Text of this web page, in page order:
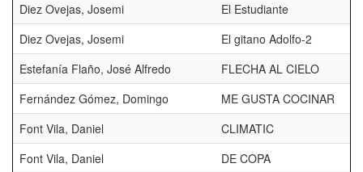
Diez Ovejas, Josemi
El Estudiante
Diez Ovejas, Josemi
El gitano Adolfo-2
Estefanía Flaño, José Alfredo
FLECHA AL CIELO
Fernández Gómez, Domingo
ME GUSTA COCINAR
Font Vila, Daniel
CLIMATIC
Font Vila, Daniel
DE COPA